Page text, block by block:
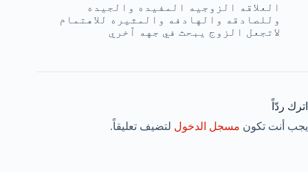
العلاقه الزوجيه المفيده والجيده
وللصادقه والهادفه والمثيره للاهتمام
لاتجعل الزوج يبحث في جهه ٱخري
اترك ردّاً
يجب أنت تكون مسجل الدخول لتضيف تعليقاً.